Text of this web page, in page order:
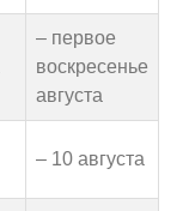
– первое
воскресенье
августа
– 10 августа